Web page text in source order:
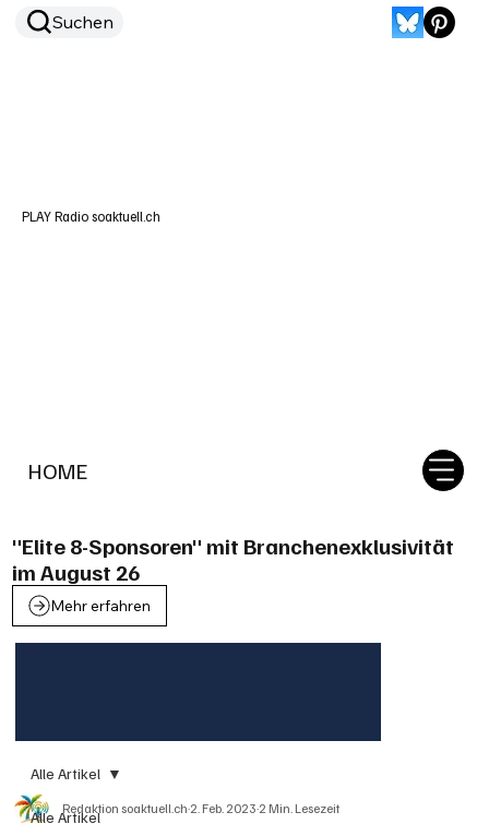
HOME
Suchen
PLAY Radio soaktuell.ch
"Elite 8-Sponsoren" mit Branchenexklusivität
im August 26
Mehr erfahren
Alle Artikel
Alle Artikel
Redaktion soaktuell.ch2. Feb. 20232 Min. Lesezeit